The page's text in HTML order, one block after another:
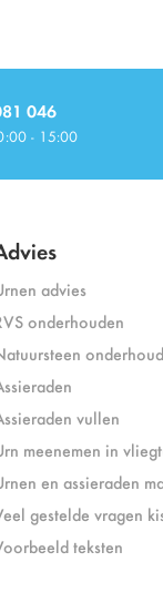
046
- 15:00
advies
onderhouden
onderhoud
vullen
meenemen in
en assieraden
gestelde vragen
teksten